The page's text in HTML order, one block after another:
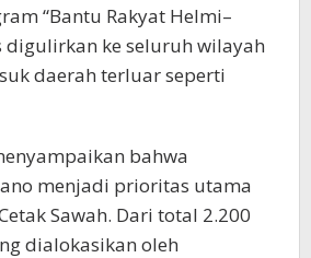
“Bantu Rakyat Helmi–
digulirkan ke seluruh wilayah
daerah terluar seperti
bahwa
menjadi prioritas utama
Sawah. Dari total 2.200
dialokasikan oleh